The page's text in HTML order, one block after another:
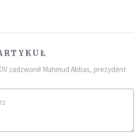
zadzwonił Mahmud Abbas, prezydent